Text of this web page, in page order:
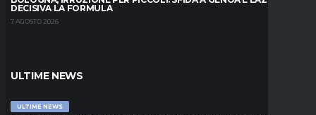
DECISIVA LA FORMULA
7 AGOSTO 2026
ULTIME NEWS
ULTIME NEWS